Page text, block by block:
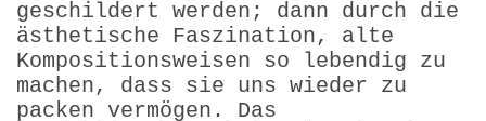
geschildert werden; dann durch die
ästhetische Faszination, alte
Kompositionsweisen so lebendig zu
machen, dass sie uns wieder zu
packen vermögen. Das